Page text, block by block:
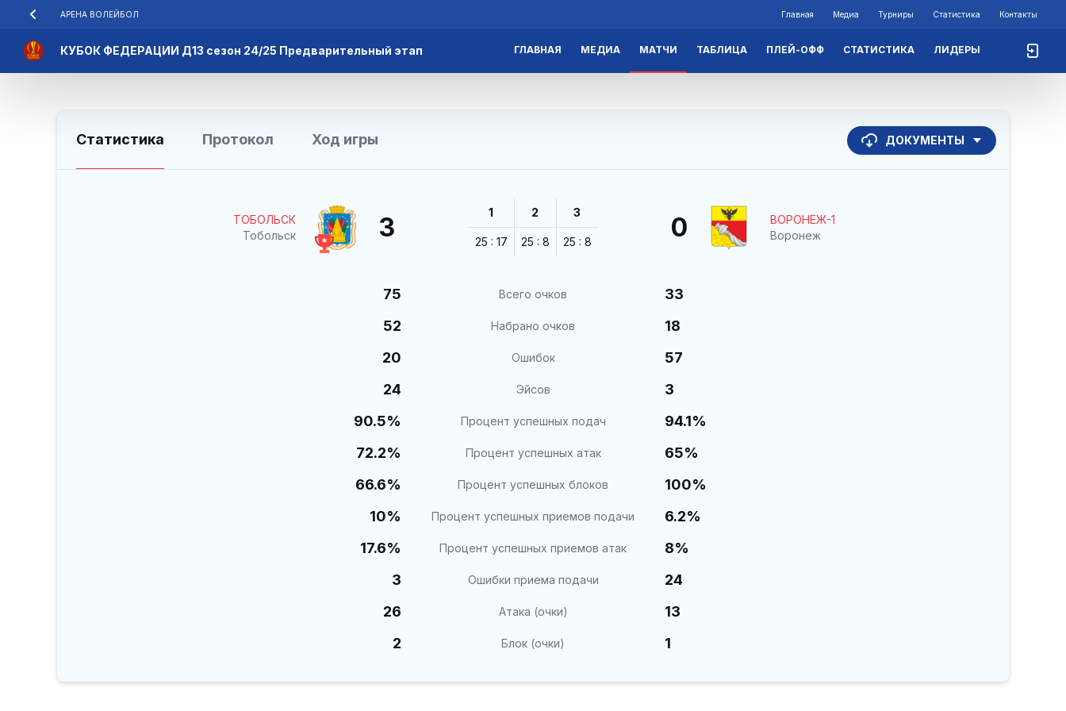
АРЕНА ВОЛЕЙБОЛ Главная Медиа Турниры Статистика Контакты
КУБОК ФЕДЕРАЦИИ Д13 сезон 24/25 Предварительный этап ГЛАВНАЯ МЕДИА МАТЧИ ТАБЛИЦА ПЛЕЙ-ОФФ СТАТИСТИКА ЛИДЕРЫ
Статистика Протокол Ход игры ДОКУМЕНТЫ
ТОБОЛЬСК
Тобольск
3 1
25 : 17
2
25 : 8
3
25 : 8
ВОРОНЕЖ-1
Воронеж
0
75 Всего очков
33
52
Набрано очков
18
20
Ошибок
57
24
Эйсов
3
90.5%
Процент успешных подач
94.1%
72.2%
Процент успешных атак
65%
66.6%
Процент успешных блоков
100%
10%
Процент успешных приемов подачи
6.2%
17.6%
Процент успешных приемов атак
8%
3
Ошибки приема подачи
24
26
Атака (очки)
13
2
Блок (очки) 1